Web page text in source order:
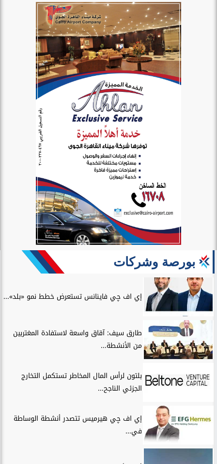
بورصة وشركات
إي اف چي فاينانس تستعرض خطط نمو «بلد»...
طارق سيف: آقاق واسعة لاستفادة المغتربين
من الأنشطة...
بلتون لرأس المال المخاطر تستكمل التخارج
الجزئي الناجح...
إي اف چي هيرميس تتصدر أنشطة الوساطة
في...